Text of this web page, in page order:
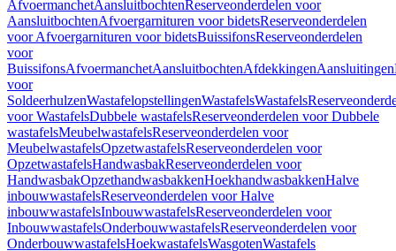
AfvoermanchetAansluitbochtenReserveonderdelen voor
AansluitbochtenAfvoergarnituren voor bidetsReserveonderdelen
voor Afvoergarnituren voor bidetsBuissifonsReserveonderdelen
voor
BuissifonsAfvoermanchetAansluitbochtenAfdekkingenAansluitingen
voor
SoldeerhulzenWastafelopstellingenWastafelsWastafels
voor WastafelsDubbele wastafelsReserveonderdelen voor Dubbele
wastafelsMeubelwastafelsReserveonderdelen voor
MeubelwastafelsOpzetwastafelsReserveonderdelen voor
OpzetwastafelsHandwasbakReserveonderdelen voor
HandwasbakOpzethandwasbakkenHoekhandwasbakkenHalve
inbouwwastafelsReserveonderdelen voor Halve
inbouwwastafelsInbouwwastafelsReserveonderdelen voor
InbouwwastafelsOnderbouwwastafelsReserveonderdelen voor
OnderbouwwastafelsHoekwastafelsWasgotenWastafels